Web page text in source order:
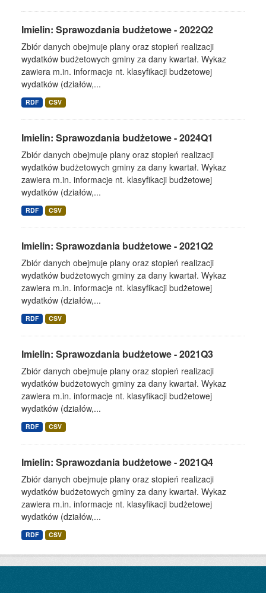
Imielin: Sprawozdania budżetowe - 2022Q2
Zbiór danych obejmuje plany oraz stopień realizacji
wydatków budżetowych gminy za dany kwartał. Wykaz
zawiera m.in. informacje nt. klasyfikacji budżetowej
wydatków (działów,...
RDF CSV
Imielin: Sprawozdania budżetowe - 2024Q1
Zbiór danych obejmuje plany oraz stopień realizacji
wydatków budżetowych gminy za dany kwartał. Wykaz
zawiera m.in. informacje nt. klasyfikacji budżetowej
wydatków (działów,...
RDF CSV
Imielin: Sprawozdania budżetowe - 2021Q2
Zbiór danych obejmuje plany oraz stopień realizacji
wydatków budżetowych gminy za dany kwartał. Wykaz
zawiera m.in. informacje nt. klasyfikacji budżetowej
wydatków (działów,...
RDF CSV
Imielin: Sprawozdania budżetowe - 2021Q3
Zbiór danych obejmuje plany oraz stopień realizacji
wydatków budżetowych gminy za dany kwartał. Wykaz
zawiera m.in. informacje nt. klasyfikacji budżetowej
wydatków (działów,...
RDF CSV
Imielin: Sprawozdania budżetowe - 2021Q4
Zbiór danych obejmuje plany oraz stopień realizacji
wydatków budżetowych gminy za dany kwartał. Wykaz
zawiera m.in. informacje nt. klasyfikacji budżetowej
wydatków (działów,...
RDF CSV